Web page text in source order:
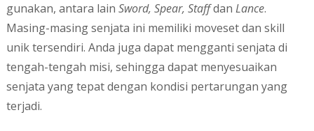
gunakan, antara lain Sword, Spear, Staffdan Lance.
Masing-masing senjata ini memiliki moveset dan skill
unik tersendiri. Anda juga dapat mengganti senjata di
tengah-tengah misi, sehingga dapat menyesuaikan
senjata yang tepat dengan kondisi pertarungan yang
terjadi.